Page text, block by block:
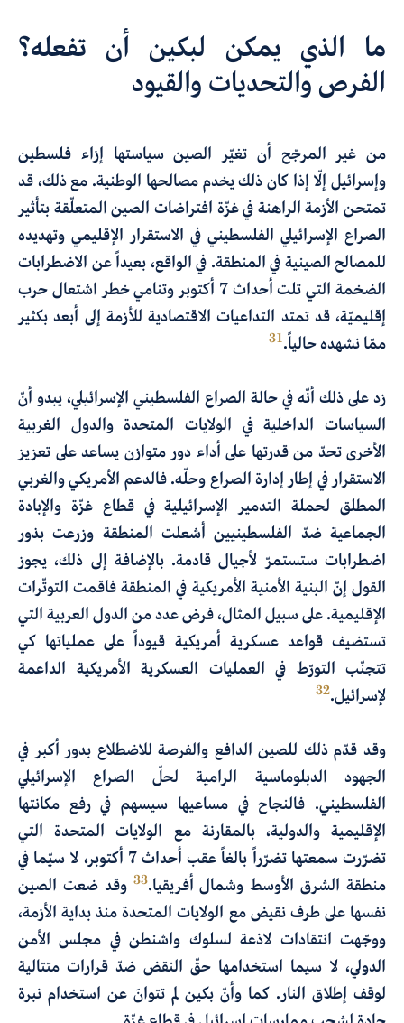
ما الذي يمكن لبكين أن تفعله؟
الفرص والتحديات والقيود
من غير المرجّح أن تغيّر الصين سياستها إزاء فلسطين
وإسرائيل إلّا إذا كان ذلك يخدم مصالحها الوطنية. مع ذلك، قد
تمتحن الأزمة الراهنة في غزّة افتراضات الصين المتعلّقة بتأثير
الصراع الإسرائيلي الفلسطيني في الاستقرار الإقليمي وتهديده
للمصالح الصينية في المنطقة. في الواقع، بعيداً عن الاضطرابات
الضخمة التي تلت أحداث 7 أكتوبر وتنامي خطر اشتعال حرب
إقليميّة، قد تمتد التداعيات الاقتصادية للأزمة إلى أبعد بكثير
ممّا نشهده حالياً.31
زد على ذلك أنّه في حالة الصراع الفلسطيني الإسرائيلي، يبدو أنّ
السياسات الداخلية في الولايات المتحدة والدول الغربية
الأخرى تحدّ من قدرتها على أداء دور متوازن يساعد على تعزيز
الاستقرار في إطار إدارة الصراع وحلّه. فالدعم الأمريكي والغربي
المطلق لحملة التدمير الإسرائيلية في قطاع غزّة والإبادة
الجماعية ضدّ الفلسطينيين أشعلت المنطقة وزرعت بذور
اضطرابات ستستمرّ لأجيال قادمة. بالإضافة إلى ذلك، يجوز
القول إنّ البنية الأمنية الأمريكية في المنطقة فاقمت التوتّرات
الإقليمية. على سبيل المثال، فرض عدد من الدول العربية التي
تستضيف قواعد عسكرية أمريكية قيوداً على عملياتها كي
تتجنّب التورّط في العمليات العسكرية الأمريكية الداعمة
لإسرائيل.32
وقد قدّم ذلك للصين الدافع والفرصة للاضطلاع بدور أكبر في
الجهود الدبلوماسية الرامية لحلّ الصراع الإسرائيلي
الفلسطيني. فالنجاح في مساعيها سيسهم في رفع مكانتها
الإقليمية والدولية، بالمقارنة مع الولايات المتحدة التي
تضرّرت سمعتها تضرّراً بالغاً عقب أحداث 7 أكتوبر، لا سيّما في
منطقة الشرق الأوسط وشمال أفريقيا.33 وقد ضعت الصين
نفسها على طرف نقيض مع الولايات المتحدة منذ بداية الأزمة،
ووجّهت انتقادات لاذعة لسلوك واشنطن في مجلس الأمن
الدولي، لا سيما استخدامها حقّ النقض ضدّ قرارات متتالية
لوقف إطلاق النار. كما وأنّ بكين لم تتوانَ عن استخدام نبرة